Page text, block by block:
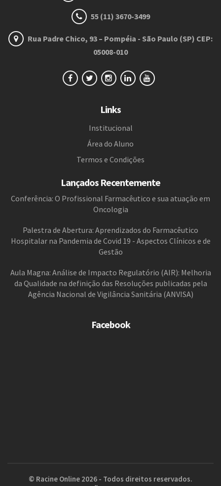
55 (11) 3670-3499
Rua Padre Chico, 93 – Pompéia - São Paulo (SP) CEP:
05008-010
Links
Institucional
Área do Aluno
Termos e Condições
Lançados Recentemente
Conferência: O Profissional Farmacêutico e sua atuação em
Oncologia
Palestra de Abertura: Aprendizados do Farmacêutico
Hospitalar na Pandemia de Covid 19 - Aspectos Clínicos e de
Gestão
Aula Magna: Análise de Impacto Regulatório (AIR): Melhoria
da Qualidade na definição das Resoluções publicadas pela
Agência Nacional de Vigilância Sanitária (ANVISA)
Facebook
© Racine Online 2026 - Todos direitos reservados.